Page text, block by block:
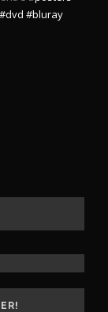
#dvd #bluray